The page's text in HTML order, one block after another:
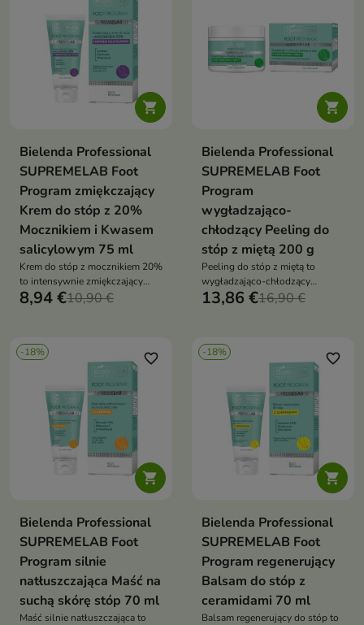

Bielenda Professional
SUPREMELAB Foot
Program zmiękczający
Krem do stóp z 20%
Mocznikiem i Kwasem
salicylowym 75 ml
Krem do stóp z mocznikiem 20%
to intensywnie zmiękczający
krem, który wygładza, nawilża i
8,94 €10,90 €

Bielenda Professional
SUPREMELAB Foot
Program
wygładzająco-
chłodzący Peeling do
stóp z miętą 200 g
Peeling do stóp z miętą to
wygładzająco-chłodzący
peeling, który usuwa martwy
13,86 €16,90 €
-18%

favorite_border
Bielenda Professional
SUPREMELAB Foot
Program silnie
natłuszczająca Maść na
suchą skórę stóp 70 ml
Maść silnie natłuszczająca to
-18%

favorite_border
Bielenda Professional
SUPREMELAB Foot
Program regenerujący
Balsam do stóp z
ceramidami 70 ml
Balsam regenerujący do stóp to